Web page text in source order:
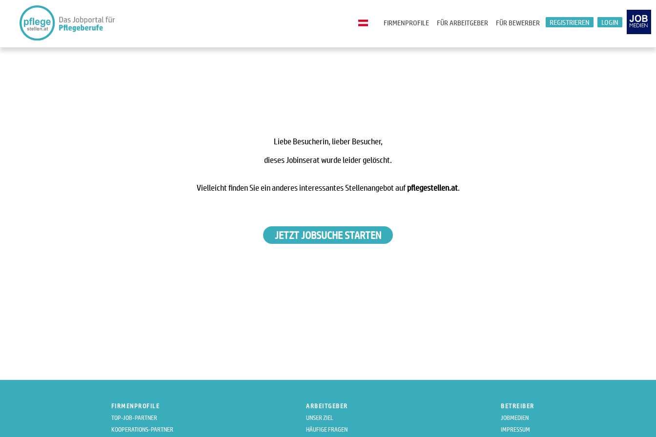
LOGIN
REGISTRIEREN
FÜR BEWERBER
FÜR ARBEITGEBER
FIRMENPROFILE
Liebe Besucherin, lieber Besucher,
dieses Jobinserat wurde leider gelöscht.
Vielleicht finden Sie ein anderes interessantes Stellenangebot aufpflegestellen.at.
JETZT JOBSUCHE STARTEN
FIRMENPROFILE
TOP-JOB-PARTNER
KOOPERATIONS-PARTNER
ARBEITGEBER
UNSER ZIEL
HÄUFIGE FRAGEN
BETREIBER
JOBMEDIEN
IMPRESSUM